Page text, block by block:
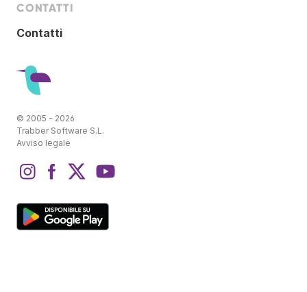
CONTATTI
Contatti
© 2005 - 2026
Trabber Software S.L.
Avviso legale